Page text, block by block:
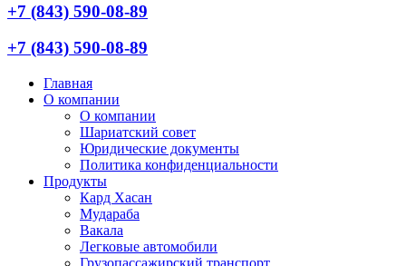
+7 (843) 590-08-89
+7 (843) 590-08-89
Главная
О компании
О компании
Шариатский совет
Юридические документы
Политика конфиденциальности
Продукты
Кард Хасан
Мудараба
Вакала
Легковые автомобили